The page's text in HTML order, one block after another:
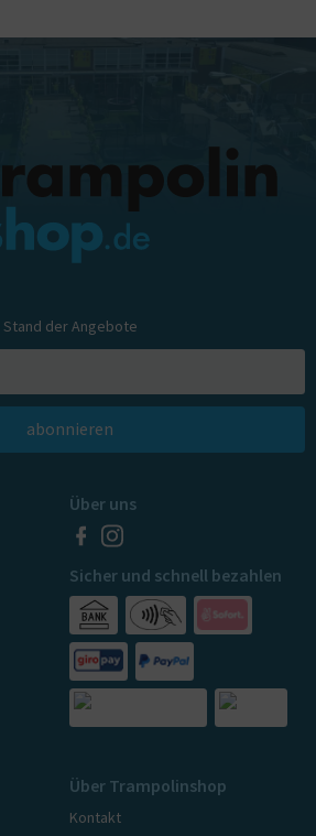
der Angebote
abonnieren
Über uns
Sicher und schnell bezahlen
Über Trampolinshop
Kontakt